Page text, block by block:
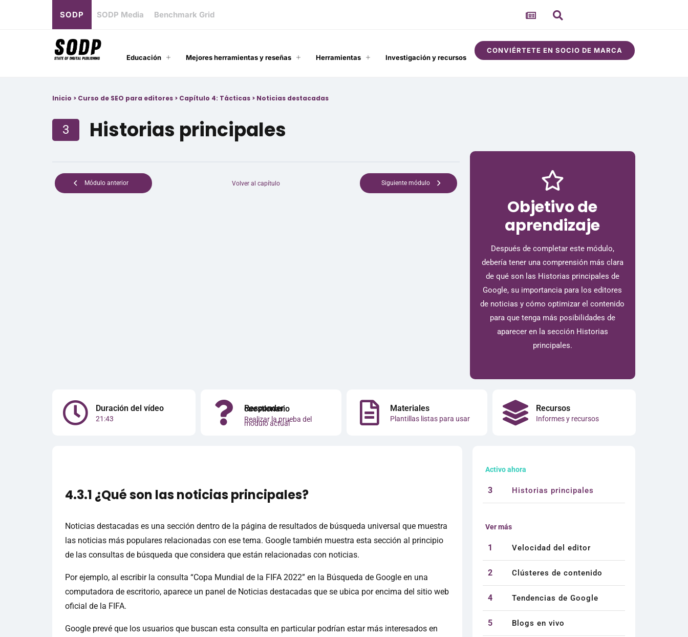
SODP SODP Media Benchmark Grid
Educación Mejores herramientas y reseñas Herramientas Investigación y recursos
CONVIÉRTETE EN SOCIO DE MARCA
Inicio > Curso de SEO para editores > Capítulo 4: Tácticas > Noticias destacadas
3 Historias principales
Módulo anterior Volver al capítulo Siguiente módulo
Objetivo de
aprendizaje
Después de completar este módulo,
debería tener una comprensión más clara
de qué son las Historias principales de
Google, su importancia para los editores
de noticias y cómo optimizar el contenido
para que tenga más posibilidades de
aparecer en la sección Historias
principales.
Duración del vídeo
21:43
Responder cuestionario
Realizar la prueba del
módulo actual
Materiales
Plantillas listas para usar
Recursos
Informes y recursos
4.3.1 ¿Qué son las noticias principales?
Noticias destacadas es una sección dentro de la página de resultados de búsqueda universal que muestra
las noticias más populares relacionadas con ese tema. Google también muestra esta sección al principio
de las consultas de búsqueda que considera que están relacionadas con noticias.
Por ejemplo, al escribir la consulta “Copa Mundial de la FIFA 2022” en la Búsqueda de Google en una
computadora de escritorio, aparece un panel de Noticias destacadas que se ubica por encima del sitio web
oficial de la FIFA.
Google prevé que los usuarios que buscan esta consulta en particular podrían estar más interesados ​​en
Activo ahora
3 Historias principales
Ver más
1 Velocidad del editor
2 Clústeres de contenido
4 Tendencias de Google
5 Blogs en vivo